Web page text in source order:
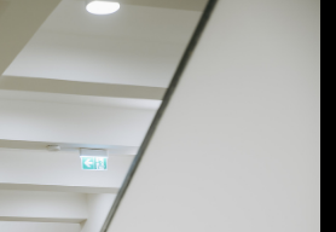
Jön még kép!